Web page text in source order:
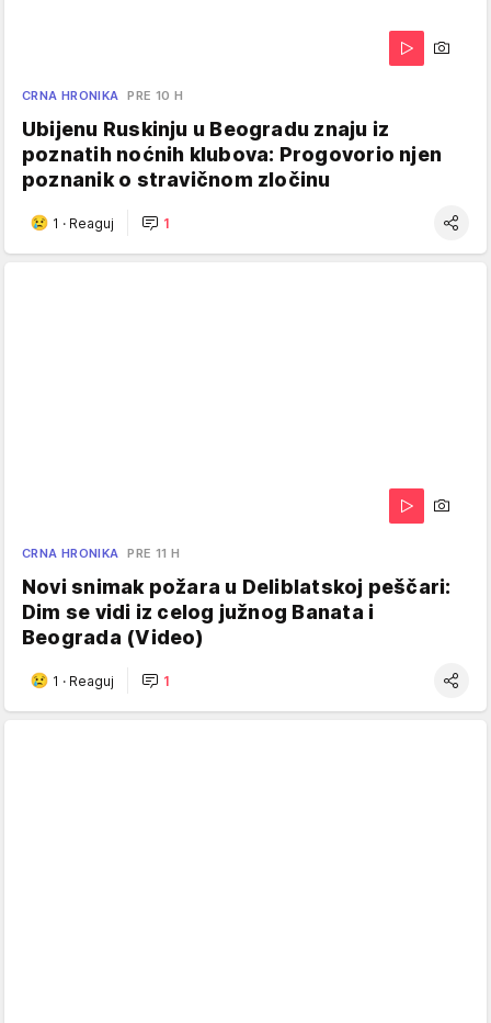
CRNA HRONIKA PRE 10 H
Ubijenu Ruskinju u Beogradu znaju iz
poznatih noćnih klubova: Progovorio njen
poznanik o stravičnom zločinu
1 · Reaguj 1
CRNA HRONIKA PRE 11 H
Novi snimak požara u Deliblatskoj peščari:
Dim se vidi iz celog južnog Banata i
Beograda (Video)
1 · Reaguj 1